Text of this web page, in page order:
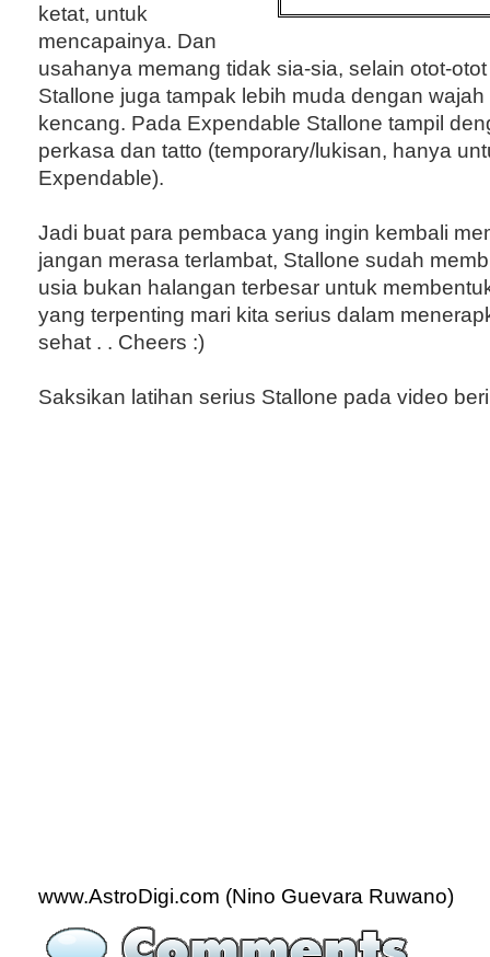
ketat, untuk
mencapainya. Dan
usahanya memang tidak sia-sia, selain otot-
Stallone juga tampak lebih muda dengan
kencang. Pada Expendable Stallone tampil
perkasa dan tatto (temporary/lukisan, hanya
Expendable).
Jadi buat para pembaca yang ingin kembali
jangan merasa terlambat, Stallone sudah
usia bukan halangan terbesar untuk
yang terpenting mari kita serius dalam
sehat . . Cheers :)
Saksikan latihan serius Stallone pada video
www.AstroDigi.com (Nino Guevara Ruwano)